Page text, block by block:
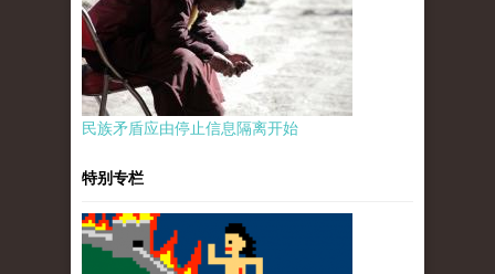
民族矛盾应由停止信息隔离开始
特别专栏